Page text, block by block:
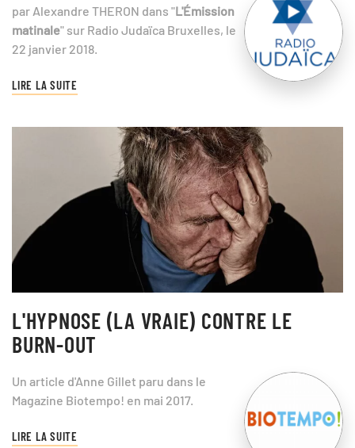
par Alexandre THERON dans "L'Émission
matinale" sur Radio Judaïca Bruxelles, le
22 janvier 2018.
LIRE LA SUITE
L'HYPNOSE (LA VRAIE) CONTRE LE
BURN-OUT
Un article d'Anne Gillet paru dans le
Magazine Biotempo! en mai 2017.
LIRE LA SUITE